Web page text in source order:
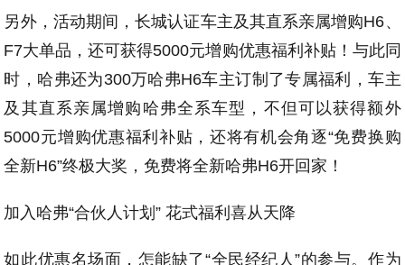
另外，活动期间，长城认证车主及其直系亲属增购H6、
F7大单品，还可获得5000元增购优惠福利补贴！与此同
时，哈弗还为300万哈弗H6车主订制了专属福利，车主
及其直系亲属增购哈弗全系车型，不但可以获得额外
5000元增购优惠福利补贴，还将有机会角逐“免费换购
全新H6”终极大奖，免费将全新哈弗H6开回家！
加入哈弗“合伙人计划” 花式福利喜从天降
如此优惠名场面，怎能缺了“全民经纪人”的参与。作为